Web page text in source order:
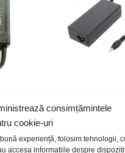
consimțămintele
cookie-uri
experiență, folosim tehnologii,
accesa informațiile despre
1.7x4mm IEC C6